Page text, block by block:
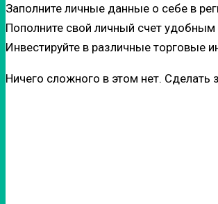
Заполните личные данные о себе в
Пополните свой личный счет
Инвестируйте в различные торговые
Ничего сложного в этом нет.